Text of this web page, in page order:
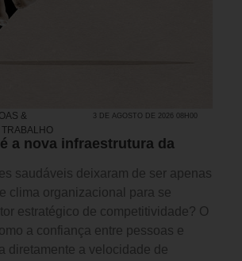
&
3 DE AGOSTO DE 2026 08H00
a nova infraestrutura da
saudáveis deixaram de ser apenas
clima organizacional para se
estratégico de competitividade? O
a confiança entre pessoas e
diretamente a velocidade de